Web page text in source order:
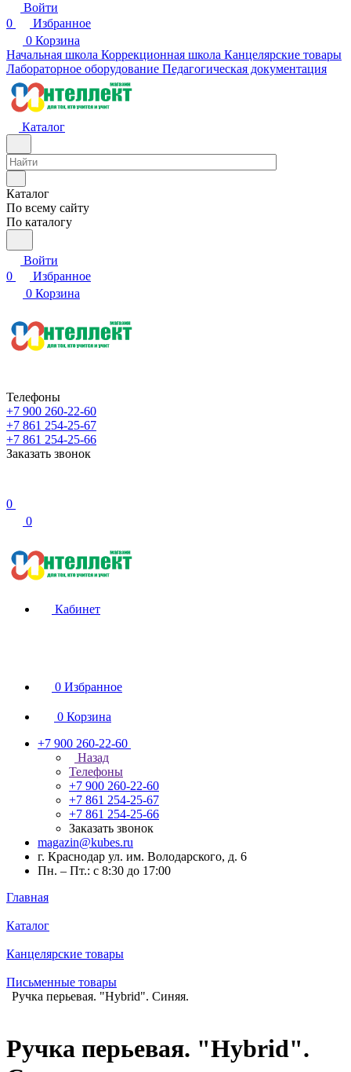
Войти
0
Избранное
0 Корзина
Начальная школа Коррекционная школа Канцелярские товары
Лабораторное оборудование Педагогическая документация
Каталог
Каталог
По всему сайту
По каталогу
Войти
0
Избранное
0 Корзина
Телефоны
+7 900 260-22-60
+7 861 254-25-67
+7 861 254-25-66
Заказать звонок
0
0
Кабинет
0 Избранное
0 Корзина
+7 900 260-22-60
Назад
Телефоны
+7 900 260-22-60
+7 861 254-25-67
+7 861 254-25-66
Заказать звонок
magazin@kubes.ru
г. Краснодар ул. им. Володарского, д. 6
Пн. – Пт.: с 8:30 до 17:00
Главная
Каталог
Канцелярские товары
Письменные товары
Ручка перьевая. "Hybrid". Синяя.
Ручка перьевая. "Hybrid".